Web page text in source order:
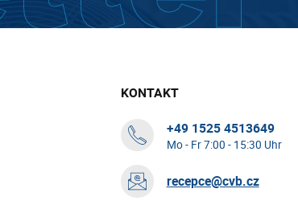
KONTAKT
+49 1525 4513649
Mo - Fr 7:00 - 15:30 Uhr
recepce@cvb.cz